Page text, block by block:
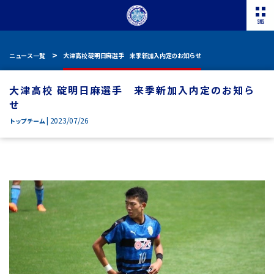
ニュース一覧 大津高校 碇明日麻選手 来季新加入内定のお知らせ
大津高校 碇明日麻選手 来季新加入内定のお知ら
せ
トップチーム| 2023/07/26